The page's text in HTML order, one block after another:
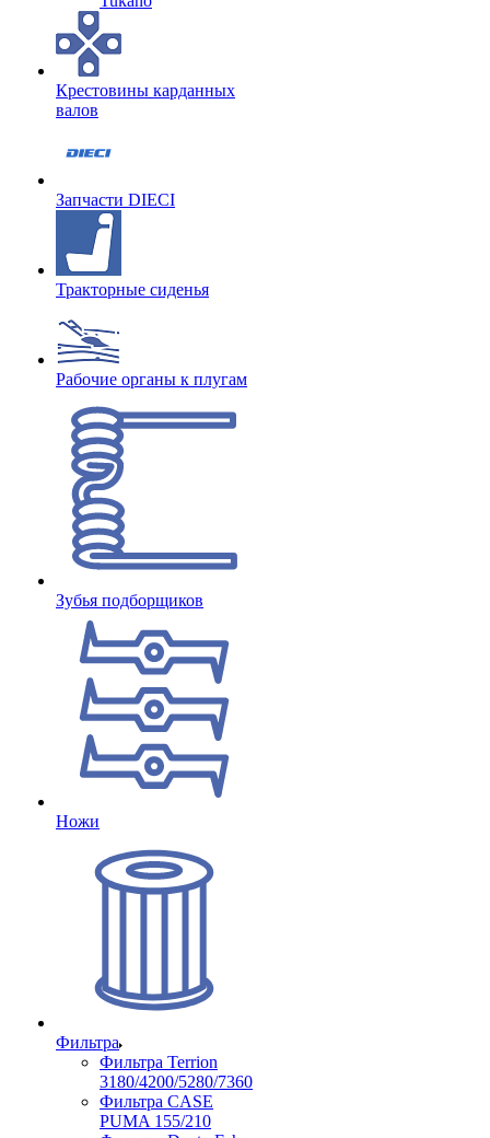
Крестовины карданных
валов
Запчасти DIECI
Тракторные сиденья
Рабочие органы к плугам
Зубья подборщиков
Ножи
Фильтра
Фильтра Terrion
3180/4200/5280/7360
Фильтра CASE
PUMA 155/210